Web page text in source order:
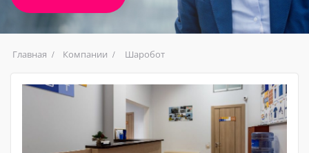
Главная Компании Шаробот